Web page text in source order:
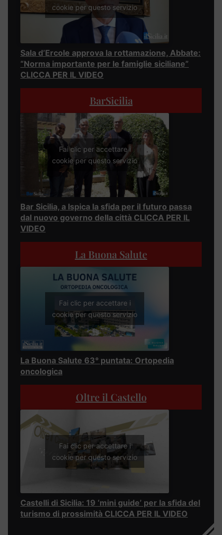
cookie per questo servizio
Sala d’Ercole approva la rottamazione, Abbate:
“Norma importante per le famiglie siciliane”
CLICCA PER IL VIDEO
BarSicilia
Fai clic per accettare i
cookie per questo servizio
Bar Sicilia, a Ispica la sfida per il futuro passa
dal nuovo governo della città CLICCA PER IL
VIDEO
La Buona Salute
Fai clic per accettare i
cookie per questo servizio
La Buona Salute 63° puntata: Ortopedia
oncologica
Oltre il Castello
Fai clic per accettare i
cookie per questo servizio
Castelli di Sicilia: 19 ‘mini guide’ per la sfida del
turismo di prossimità CLICCA PER IL VIDEO